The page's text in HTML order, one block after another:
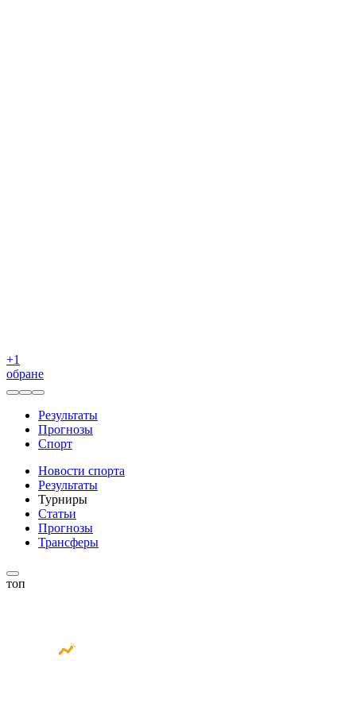
+1
обране
Результаты
Прогнозы
Спорт
Новости спорта
Результаты
Турниры
Статьи
Прогнозы
Трансферы
топ